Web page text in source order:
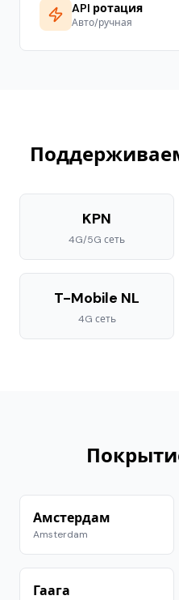
API ротация
Авто/ручная
KPN
4G/5G сеть
T-Mobile NL
4G сеть
Амстердам
Amsterdam
Гаага